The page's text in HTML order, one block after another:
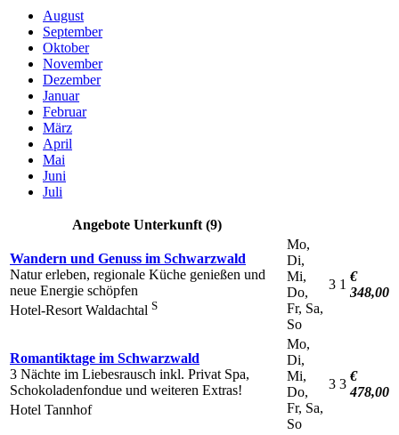
August
September
Oktober
November
Dezember
Januar
Februar
März
April
Mai
Juni
Juli
Angebote Unterkunft (9)
Wandern und Genuss im Schwarzwald
Natur erleben, regionale Küche genießen und
neue Energie schöpfen
Hotel-Resort Waldachtal S
Mo,
Di,
Mi,
Do,
Fr, Sa,
So
3 1
€
348,00
Romantiktage im Schwarzwald
3 Nächte im Liebesrausch inkl. Privat Spa,
Schokoladenfondue und weiteren Extras!
Hotel Tannhof
Mo,
Di,
Mi,
Do,
Fr, Sa,
So
3 3
€
478,00